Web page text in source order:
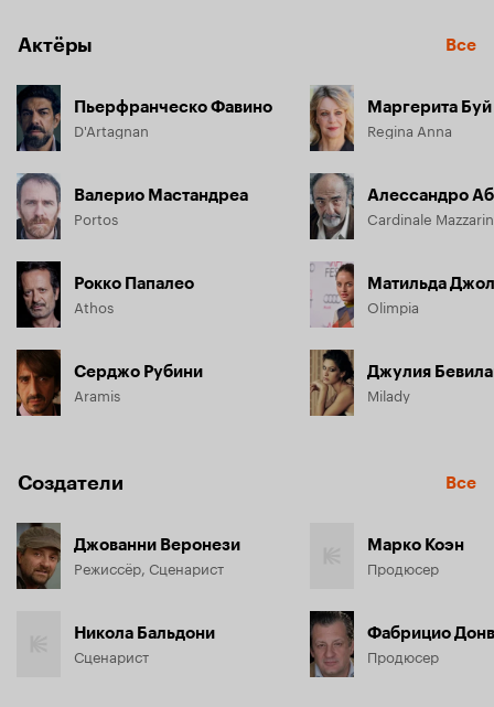
Актёры Все
Пьерфранческо Фавино
D'Artagnan
Валерио Мастандреа
Portos
Рокко Папалео
Athos
Серджо Рубини
Aramis
Маргерита Буй
Regina Anna
Алессандро
Cardinale
Матильда
Olimpia
Джулия
Milady
Создатели Все
Джованни Веронези
Режиссёр, Сценарист
Никола Бальдони
Сценарист
Марко Коэн
Продюсер
Фабрицио
Продюсер